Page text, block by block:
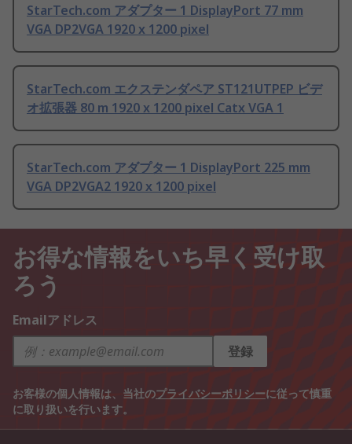
StarTech.com アダプター 1 DisplayPort 77 mm
VGA DP2VGA 1920 x 1200 pixel
StarTech.com エクステンダペア ST121UTPEP ビデ
オ拡張器 80 m 1920 x 1200 pixel Catx VGA 1
StarTech.com アダプター 1 DisplayPort 225 mm
VGA DP2VGA2 1920 x 1200 pixel
お得な情報をいち早く受け取
ろう
Emailアドレス
登録
お客様の個人情報は、当社のプライバシーポリシーに従って慎重
に取り扱いを行います。